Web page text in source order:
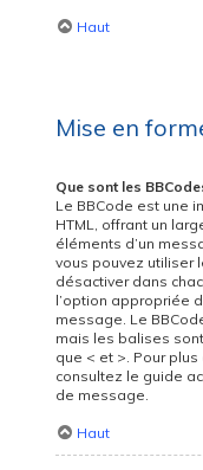
Haut
Mise en
Que sont les
Le BBCode est une
HTML, offrant un
éléments d’un
vous pouvez utiliser
désactiver dans
l’option appropriée
message. Le
mais les balises
que < et >. Pour plus
consultez le guide
de message.
Haut